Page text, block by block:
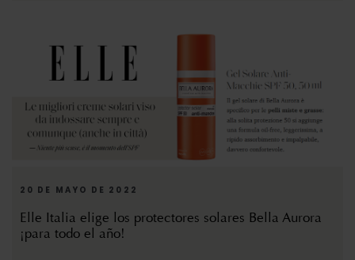
20 DE MAYO DE 2022
Elle Italia elige los protectores solares Bella Aurora
¡para todo el año!